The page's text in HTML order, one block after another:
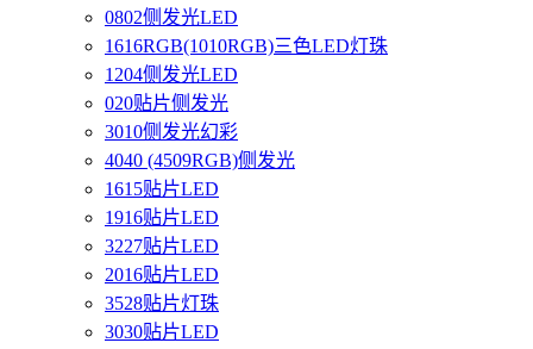
0802侧发光LED
1616RGB(1010RGB)三色LED灯珠
1204侧发光LED
020贴片侧发光
3010侧发光幻彩
4040 (4509RGB)侧发光
1615贴片LED
1916贴片LED
3227贴片LED
2016贴片LED
3528贴片灯珠
3030贴片LED